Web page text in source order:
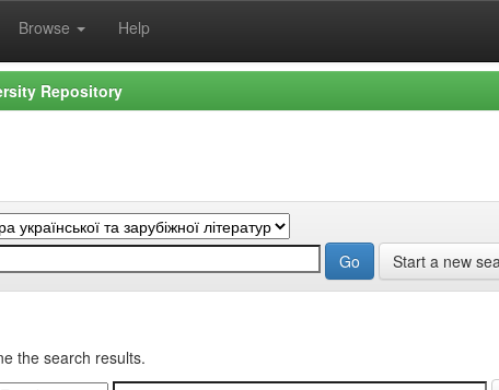
Browse Help
Repository
Start a new
the search results.